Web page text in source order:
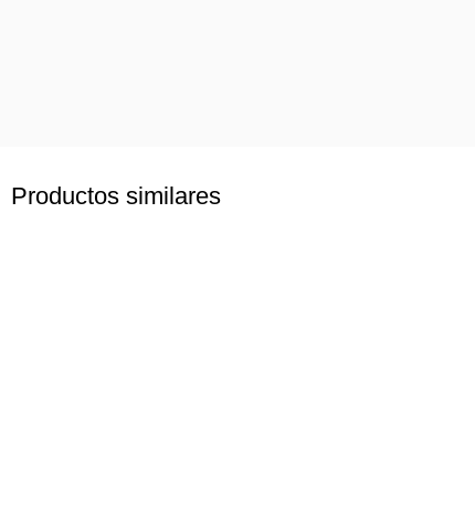
Productos similares